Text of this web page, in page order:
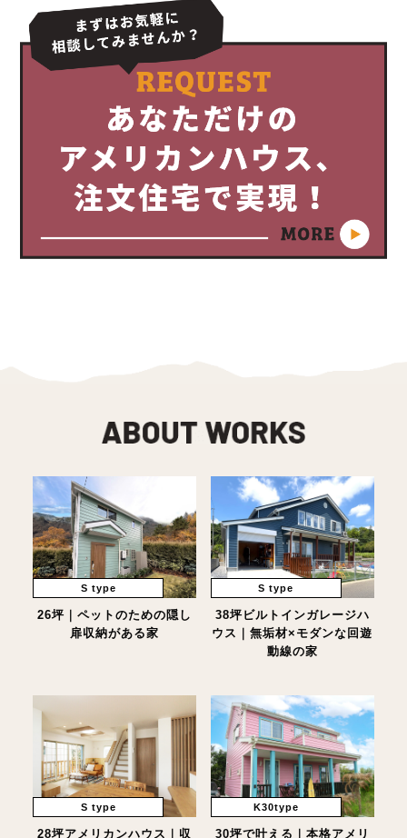
S type
26坪｜ペットのための隠し
扉収納がある家
S type
38坪ビルトインガレージハ
ウス｜無垢材×モダンな回遊
動線の家
S type
28坪アメリカンハウス｜収
K30type
30坪で叶える｜本格アメリ